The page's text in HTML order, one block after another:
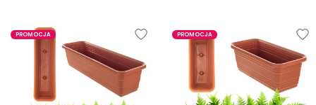
PROMOCJA PROMOCJA